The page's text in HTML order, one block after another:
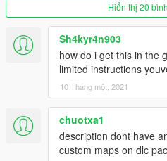
Hiển thị 20
Sh4kyr4n903
how do i get this in the
limited instructions
10 Tháng một, 2021
chuotxa1
description dont have
custom maps on dlc